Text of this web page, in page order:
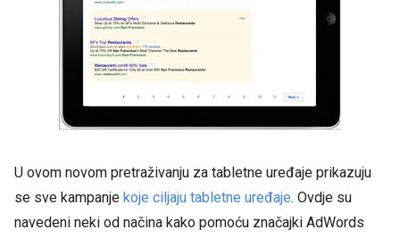
U ovom novom pretraživanju za tabletne uređaje prikazuju
se sve kampanje koje ciljaju tabletne uređaje. Ovdje su
navedeni neki od načina kako pomoću značajki AdWords